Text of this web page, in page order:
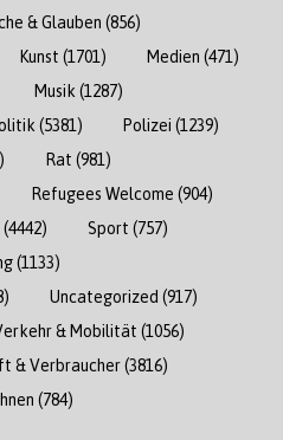
& Glauben (856)
Kunst (1701) Medien (471)
Musik (1287)
(5381) Polizei (1239)
Rat (981)
Refugees Welcome (904)
(4442) Sport (757)
(1133)
Uncategorized (917)
& Mobilität (1056)
& Verbraucher(3816)
(784)